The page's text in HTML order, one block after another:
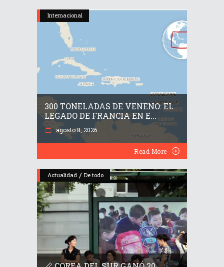
Internacional
300 TONELADAS DE VENENO: EL
LEGADO DE FRANCIA EN E...
agosto 8, 2026
Read More
Actualidad / De todo